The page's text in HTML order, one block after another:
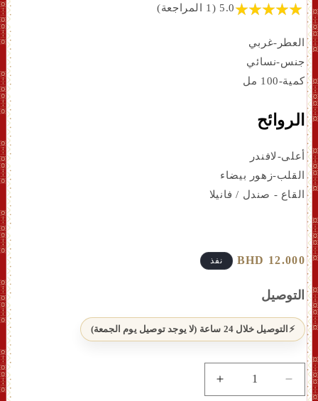
5.0 (1 المراجعة)
العطر-غربي
جنس-نسائي
كمية-100 مل
الروائح
أعلى-لافندر
القلب-زهور بيضاء
القاع - صندل / فانيلا
سعر
12.000 BHD نفذ
التوصيل
التوصيل خلال 24 ساعة (لا يوجد توصيل يوم الجمعة)
زيادة